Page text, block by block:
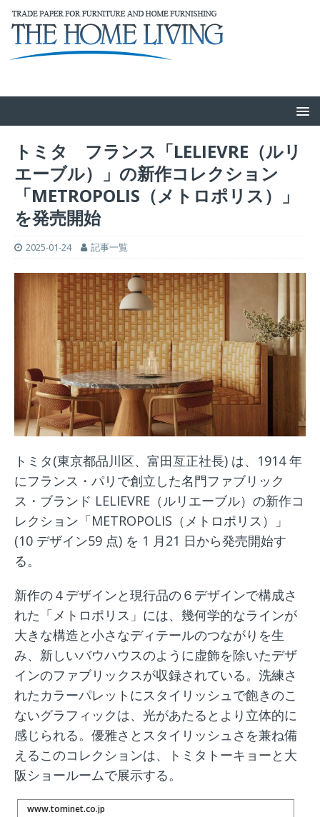
トミタ フランス「LELIEVRE（ルリ
エーブル）」の新作コレクション
「METROPOLIS（メトロポリス）」
を発売開始
2025-01-24 記事一覧
トミタ(東京都品川区、富田亙正社長) は、1914 年
にフランス・パリで創立した名門ファブリック
ス・ブランド LELIEVRE（ルリエーブル）の新作コ
レクション「METROPOLIS（メトロポリス）」
(10 デザイン59 点) を 1 月21 日から発売開始す
る。
新作の４デザインと現行品の６デザインで構成さ
れた「メトロポリス」には、幾何学的なラインが
大きな構造と小さなディテールのつながりを生
み、新しいバウハウスのように虚飾を除いたデザ
インのファブリックスが収録されている。洗練さ
れたカラーパレットにスタイリッシュで飽きのこ
ないグラフィックは、光があたるとより立体的に
感じられる。優雅さとスタイリッシュさを兼ね備
えるこのコレクションは、トミタトーキョーと大
阪ショールームで展示する。
www.tominet.co.jp